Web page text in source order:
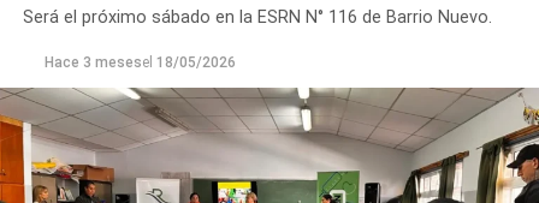
Será el próximo sábado en la ESRN N° 116 de Barrio Nuevo.
Hace 3 mesesel 18/05/2026